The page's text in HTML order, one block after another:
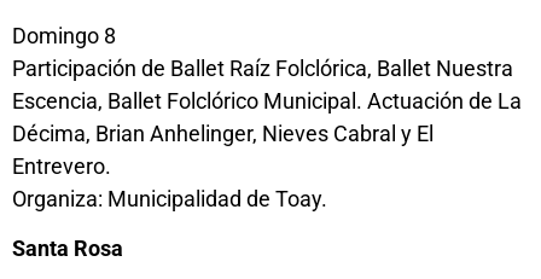
Domingo 8
Participación de Ballet Raíz Folclórica, Ballet Nuestra
Escencia, Ballet Folclórico Municipal. Actuación de La
Décima, Brian Anhelinger, Nieves Cabral y El
Entrevero.
Organiza: Municipalidad de Toay.
Santa Rosa